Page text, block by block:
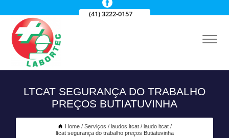
(41) 3222-0157
LTCAT SEGURANÇA DO TRABALHO
PREÇOS BUTIATUVINHA
Home Serviços laudos ltcat
laudo ltcat
ltcat segurança do trabalho preços Butiatuvinha